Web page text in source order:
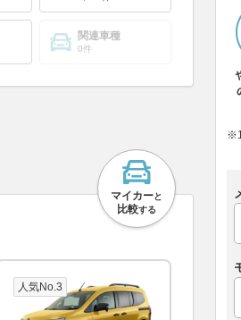
関連車種
0件
マイカーと
比較する
人気No.3